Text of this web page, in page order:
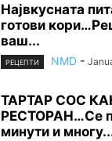
Највкусната
готови
ваш...
РЕЦЕПТИ NMD -
ТАРТАР СОС
РЕСТОРАН…Се
минути и